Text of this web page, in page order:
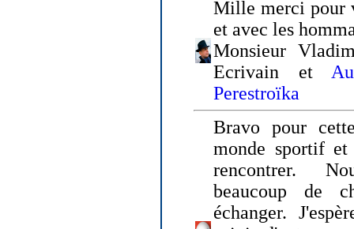
Mille merci pour
et avec les
Monsieur
Ecrivain et
Perestroïka
Bravo pour
monde sportif
rencontrer.
beaucoup de
échanger.